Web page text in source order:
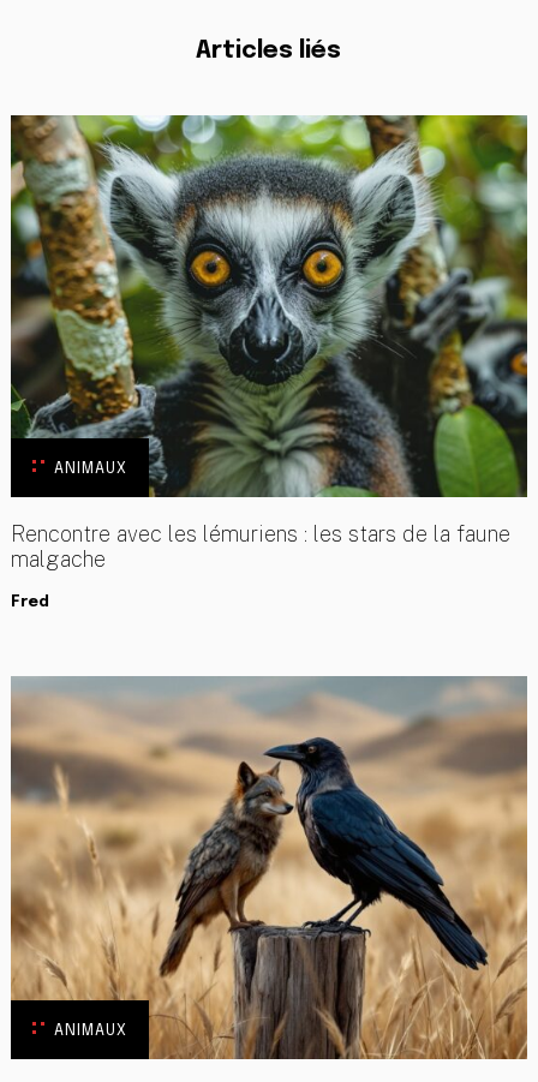
Articles liés
ANIMAUX
Rencontre avec les lémuriens : les stars de la faune
malgache
Fred
ANIMAUX